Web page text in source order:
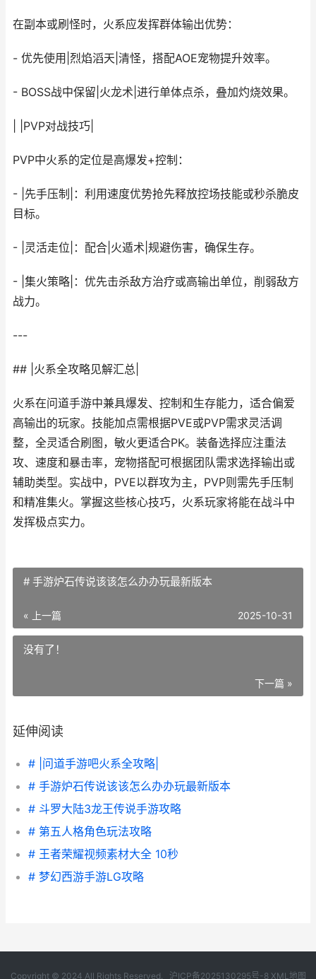
在副本或刷怪时，火系应发挥群体输出优势：
- 优先使用|烈焰滔天|清怪，搭配AOE宠物提升效率。
- BOSS战中保留|火龙术|进行单体点杀，叠加灼烧效果。
| |PVP对战技巧|
PVP中火系的定位是高爆发+控制：
- |先手压制|：利用速度优势抢先释放控场技能或秒杀脆皮
目标。
- |灵活走位|：配合|火遁术|规避伤害，确保生存。
- |集火策略|：优先击杀敌方治疗或高输出单位，削弱敌方
战力。
---
## |火系全攻略见解汇总|
火系在问道手游中兼具爆发、控制和生存能力，适合偏爱
高输出的玩家。技能加点需根据PVE或PVP需求灵活调
整，全灵适合刷图，敏火更适合PK。装备选择应注重法
攻、速度和暴击率，宠物搭配可根据团队需求选择输出或
辅助类型。实战中，PVE以群攻为主，PVP则需先手压制
和精准集火。掌握这些核心技巧，火系玩家将能在战斗中
发挥极点实力。
# 手游炉石传说该该怎么办办玩最新版本
« 上一篇 2025-10-31
没有了！
下一篇 »
延伸阅读
# |问道手游吧火系全攻略|
# 手游炉石传说该该怎么办办玩最新版本
# 斗罗大陆3龙王传说手游攻略
# 第五人格角色玩法攻略
# 王者荣耀视频素材大全 10秒
# 梦幻西游手游LG攻略
Copyright © 2024 All Rights Reserved. 沪ICP备2025130295号-8 XML地图